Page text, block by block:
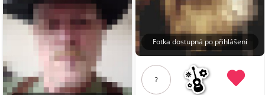
Fotka dostupná po přihlášení
?